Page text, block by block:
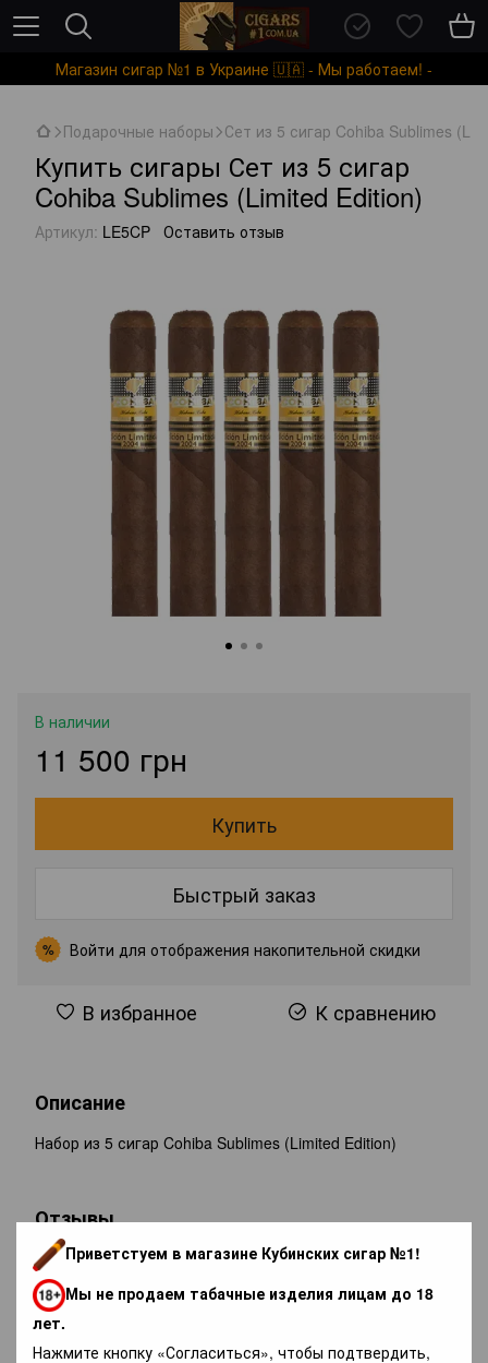
Приветстуем в магазине Кубинских сигар №1!
Мы не продаем табачные изделия лицам до 18
лет.
Нажмите кнопку «Согласиться», чтобы подтвердить,
Магазин сигар №1 в Украине 🇺🇦 - Мы работаем! -
Подарочные наборы Сет из 5 сигар Cohiba Sublimes
Купить сигары Сет из 5 сигар
Cohiba Sublimes (Limited Edition)
Артикул: LE5CP Оставить отзыв
В наличии
11 500 грн
Купить
Быстрый заказ
% Войти для отображения накопительной скидки
В избранное К сравнению
Описание
Набор из 5 сигар Cohiba Sublimes (Limited Edition)
Отзывы